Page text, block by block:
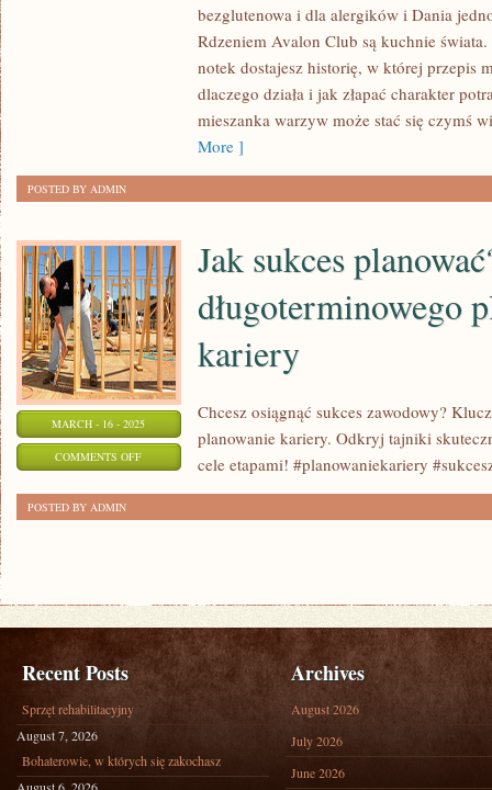
bezglutenowa i dla alergików i Dania
Rdzeniem Avalon Club są kuchnie
notek dostajesz historię, w której przepis
dlaczego działa i jak złapać charakter
mieszanka warzyw może stać się czymś
More ]
POSTED BY ADMIN
MARCH - 16 - 2025
COMMENTS OFFON
PLANOWANIA
KARIERY
Jak sukces
długoterminowego
kariery
Chcesz osiągnąć sukces zawodowy?
planowanie kariery. Odkryj tajniki
cele etapami! #planowaniekariery
POSTED BY ADMIN
Recent Posts
Sprzęt rehabilitacyjny
August 7, 2026
Bohaterowie, w których się zakochasz
Archives
August 2026
July 2026
June 2026